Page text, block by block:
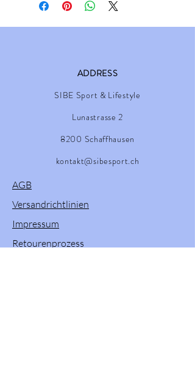
ADDRESS
SIBE Sport & Lifestyle
Lunastrasse 2
8200 Schaffhausen
kontakt@sibesport.ch
AGB
Versandrichtlinien
Impressum
Retourenprozess